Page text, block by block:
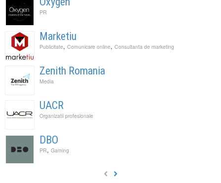
PR
Marketiu
Publicitate, Comunicare online, Consultanta de marketing
Zenith Romania
Media
UACR
Organizatii profesionale
DBO
PR, Gaming